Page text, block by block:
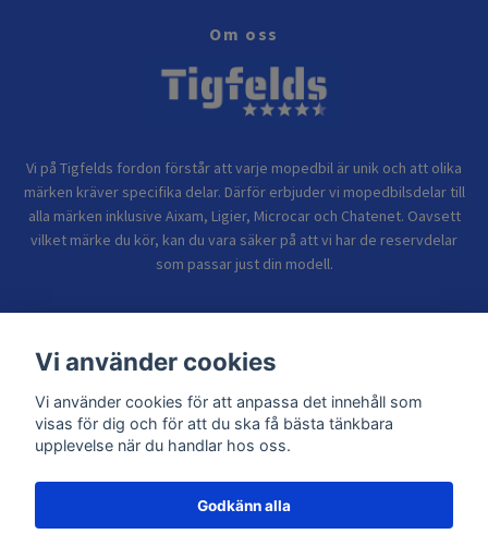
Om oss
Vi på Tigfelds fordon förstår att varje mopedbil är unik och att olika
märken kräver specifika delar. Därför erbjuder vi mopedbilsdelar till
alla märken inklusive Aixam, Ligier, Microcar och Chatenet. Oavsett
vilket märke du kör, kan du vara säker på att vi har de reservdelar
som passar just din modell.
Sidor
Vi använder cookies
Vi använder cookies för att anpassa det innehåll som
visas för dig och för att du ska få bästa tänkbara
upplevelse när du handlar hos oss.
Godkänn alla